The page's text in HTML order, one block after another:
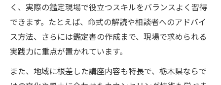
く、実際の鑑定現場で役立つスキルをバランスよく習得
できます。たとえば、命式の解読や相談者へのアドバイ
ス方法、さらには鑑定書の作成まで、現場で求められる
実践力に重点が置かれています。
また、地域に根差した講座内容も特長で、栃木県ならで